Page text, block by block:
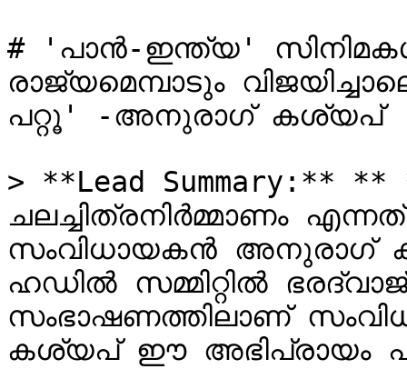
# 'പാൻ-ഇന്ത്യ'
രാജ്യമെമ്പാടും
പറ്റൂ' -അനുരാഗ് കശ്യപ്
> **Lead Summary:**
ചലച്ചിത്രനിർമ്മാണം
സംവിധായകന്‍ അനുരാഗ്
ഹഡില്‍ സമ്മിറ്റില്‍
സംഭാഷണത്തിലാണ്
കശ്യപ് ഈ അഭിപ്രായം